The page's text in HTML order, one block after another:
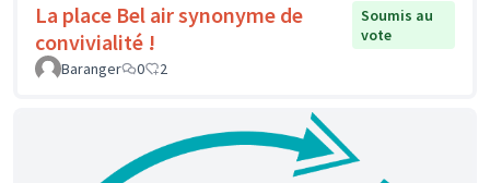
La place Bel air synonyme de
convivialité !
Soumis au
vote
Baranger
0 2